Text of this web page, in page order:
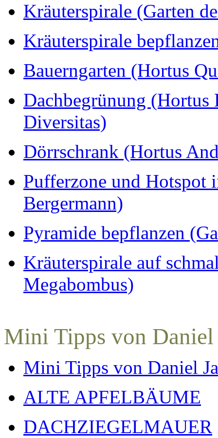
Kräuterspirale (Garten
Kräuterspirale
Bauerngarten (Hortus
Dachbegrünung
Diversitas)
Dörrschrank (Hortus
Pufferzone und Hotspot
Bergermann)
Pyramide bepflanzen
Kräuterspirale auf
Megabombus)
Mini Tipps von Daniel
Mini Tipps von Daniel
ALTE APFELBÄUME
DACHZIEGELMAUER